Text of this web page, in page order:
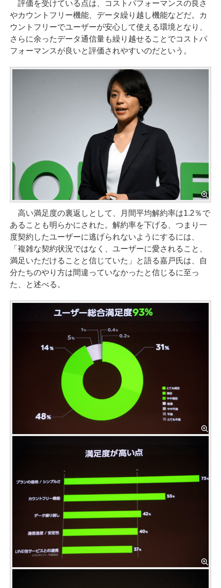
評価を受けている点は、コストパフォーマンスの良さ
やカウントフリー機能、データ繰り越し機能などだ。カ
ウントフリーでユーザーが安心して使える環境となり、
さらに余ったデータ通信量も繰り越せることでコストパ
フォーマンスが良いと評価されやすいのだという。
高い満足度の裏返しとして、月間平均解約率は1.2％で
あることも明らかにされた。解約率を下げる、つまり一
度契約したユーザーに逃げられないようにするには、
「複雑な契約状況ではなく、ユーザーに愛されること、
満足いただけることと信じていた」と語る嘉戸氏は、自
分たちのやり方は間違っていなかったと信じるに至っ
た、と述べる。